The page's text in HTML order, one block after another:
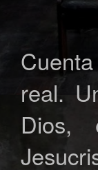
real.
Dios,